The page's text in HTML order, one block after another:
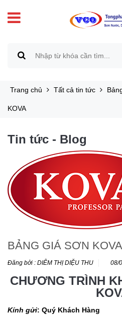
Trang chủ Tất cả tin tức
KOVA
Tin tức - Blog
BẢNG GIÁ SƠN KOVA
Đăng bởi : DIÊM THỊ DIỆU THU 08/
CHƯƠNG TRÌNH
Kính gửi: Quý Khách Hàng